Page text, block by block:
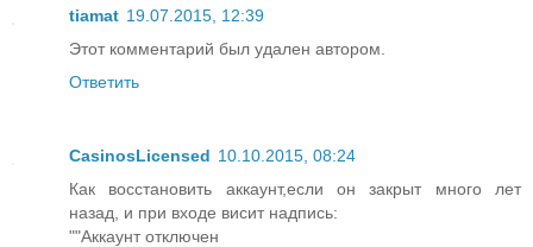
tiamat 19.07.2015, 12:39
Этот комментарий был удален автором.
Ответить
CasinosLicensed 10.10.2015, 08:24
Как восстановить аккаунт,если он закрыт много лет
назад, и при входе висит надпись:
""Аккаунт отключен